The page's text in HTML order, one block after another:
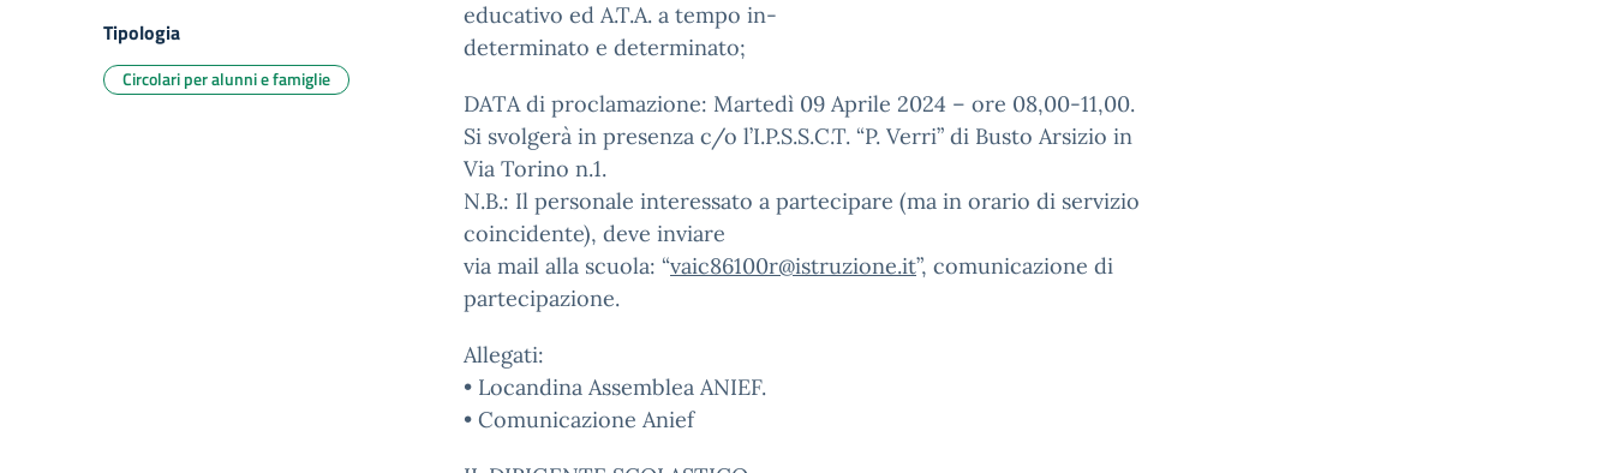
educativo ed A.T.A. a tempo in-
determinato e determinato;
DATA di proclamazione: Martedì 09 Aprile 2024 – ore 08,00-11,00.
Si svolgerà in presenza c/o l’I.P.S.S.C.T. “P. Verri” di Busto Arsizio in
Via Torino n.1.
N.B.: Il personale interessato a partecipare (ma in orario di servizio
coincidente), deve inviare
via mail alla scuola: “vaic86100r@istruzione.it”, comunicazione di
partecipazione.
Allegati:
• Locandina Assemblea ANIEF.
• Comunicazione Anief
Tipologia
Circolari per alunni e famiglie